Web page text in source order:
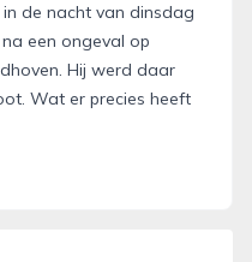
in de nacht van dinsdag
een ongeval op
Hij werd daar
Wat er precies heeft